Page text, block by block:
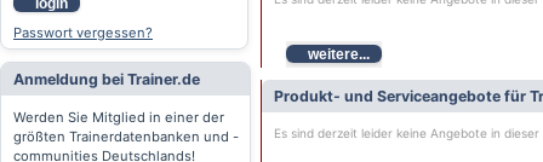
login
Passwort vergessen?
Anmeldung bei Trainer.de
Werden Sie Mitglied in einer der
größten Trainerdatenbanken und -
communities Deutschlands!
weitere...
Produkt- und Serviceangebote für
Es sind derzeit leider keine Angebote in